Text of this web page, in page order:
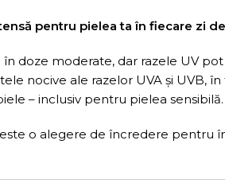
pentru pielea ta în fiecare zi
doze moderate, dar razele UV
nocive ale razelor UVA și UVB,
– inclusiv pentru pielea sensibilă.
o alegere de încredere pentru